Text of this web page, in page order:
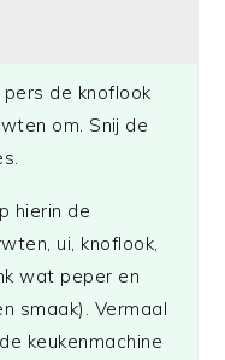
de knoflook
om. Snij de
hierin de
ui, knoflook,
wat peper en
smaak). Vermaal
keukenmachine